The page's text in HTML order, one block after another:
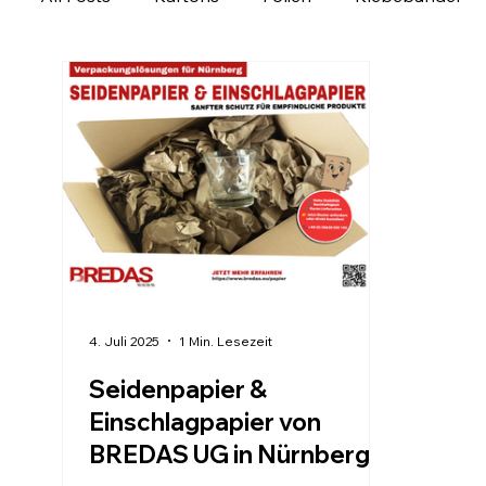
Ladungssicherung Personalisierbare Produkte
Verpackung regional entdecken
Seidenpapier &
Einschlagpapier von
BREDAS UG in Nürnberg –
4. Juli 2025 1 Min. Lesezeit